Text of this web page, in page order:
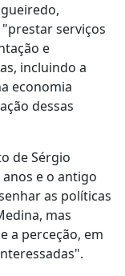
serviços
e
incluindo a
economia
dessas
de Sérgio
e o antigo
as políticas
mas
a perceção, em